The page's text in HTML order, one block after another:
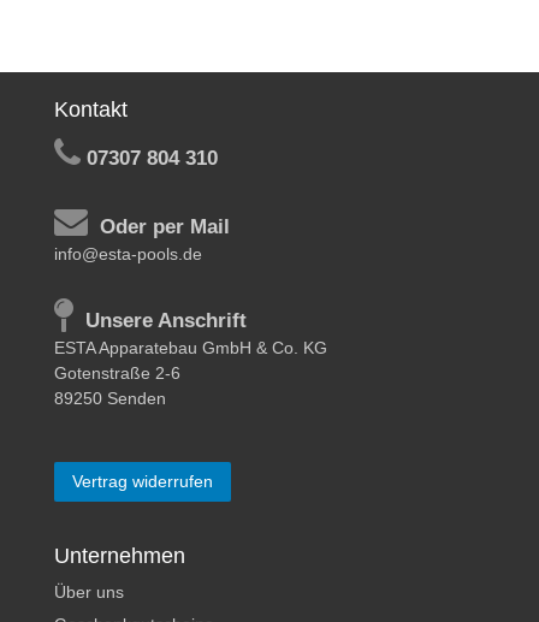
Kontakt
07307 804 310
Oder per Mail
info@esta-pools.de
Unsere Anschrift
ESTA Apparatebau GmbH & Co. KG
Gotenstraße 2-6
89250 Senden
Vertrag widerrufen
Unternehmen
Über uns